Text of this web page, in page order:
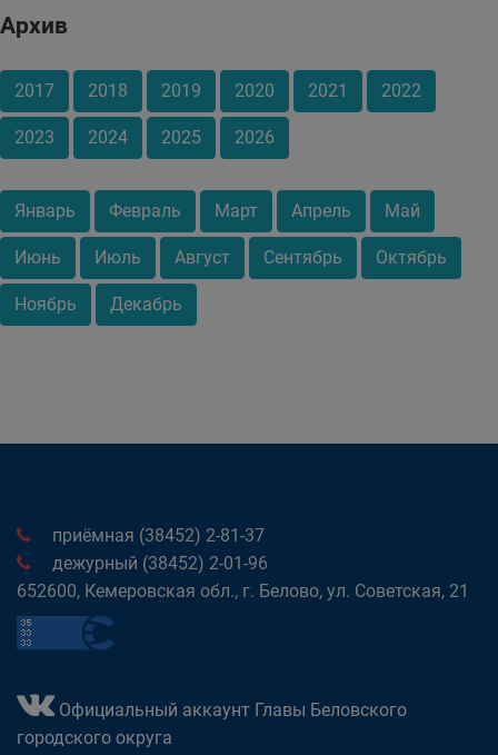
Архив
2017 2018 2019 2020 2021 2022
2023 2024 2025 2026
Январь Февраль Март Апрель Май
Июнь Июль Август Сентябрь Октябрь
Ноябрь Декабрь
приёмная (38452) 2-81-37
дежурный (38452) 2-01-96
652600, Кемеровская обл., г. Белово, ул. Советская, 21
Официальный аккаунт Главы Беловского
городского округа